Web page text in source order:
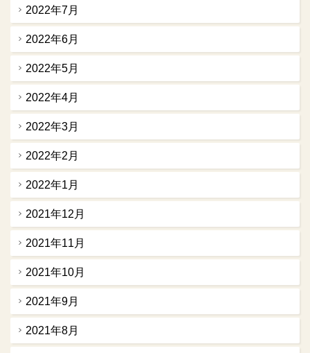
2022年7月
2022年6月
2022年5月
2022年4月
2022年3月
2022年2月
2022年1月
2021年12月
2021年11月
2021年10月
2021年9月
2021年8月